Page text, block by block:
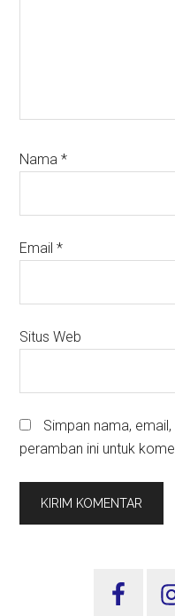
Nama*
Email*
Situs Web
Simpan nama,
peramban ini untuk
Sidebar